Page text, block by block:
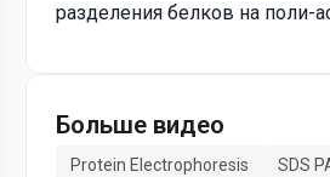
разделения белков на поли-
Больше видео
Protein Electrophoresis SDS